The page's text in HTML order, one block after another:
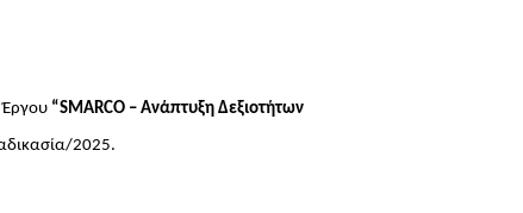
Έργου “SMARCO – Ανάπτυξη Δεξιοτήτων
2025.